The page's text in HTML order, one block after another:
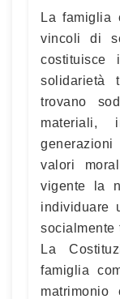
La famiglia
vincoli di
trovano
valori
vigente la
individuare
socialmente
La
famiglia